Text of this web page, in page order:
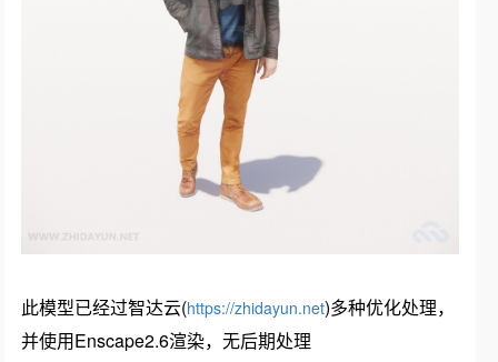
此模型已经过智达云(https://zhidayun.net)多种优化处理，
并使用Enscape2.6渲染，无后期处理